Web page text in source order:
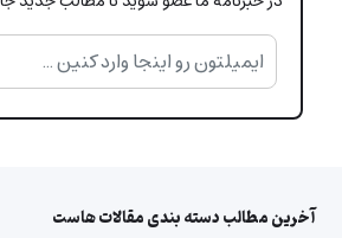
آخرین مطالب دسته بندیمقالات هاست